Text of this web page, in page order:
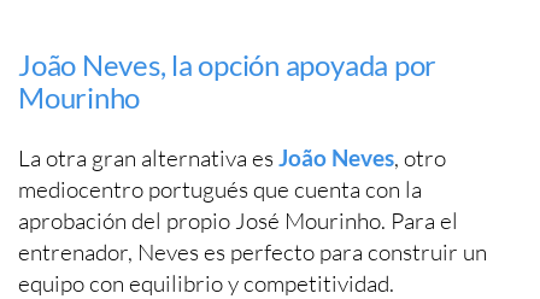
João Neves, la opción apoyada por
Mourinho
La otra gran alternativa es João Neves, otro
mediocentro portugués que cuenta con la
aprobación del propio José Mourinho. Para el
entrenador, Neves es perfecto para construir un
equipo con equilibrio y competitividad.